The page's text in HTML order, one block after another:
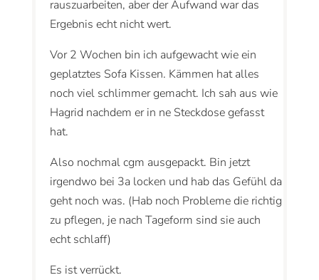
rauszuarbeiten, aber der Aufwand war das
Ergebnis echt nicht wert.
Vor 2 Wochen bin ich aufgewacht wie ein
geplatztes Sofa Kissen. Kämmen hat alles
noch viel schlimmer gemacht. Ich sah aus wie
Hagrid nachdem er in ne Steckdose gefasst
hat.
Also nochmal cgm ausgepackt. Bin jetzt
irgendwo bei 3a locken und hab das Gefühl da
geht noch was. (Hab noch Probleme die richtig
zu pflegen, je nach Tageform sind sie auch
echt schlaff)
Es ist verrückt.